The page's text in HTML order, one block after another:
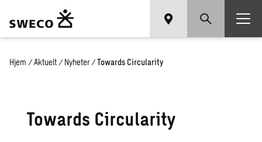
Hjem / Aktuelt / Nyheter / Towards Circularity
Towards Circularity